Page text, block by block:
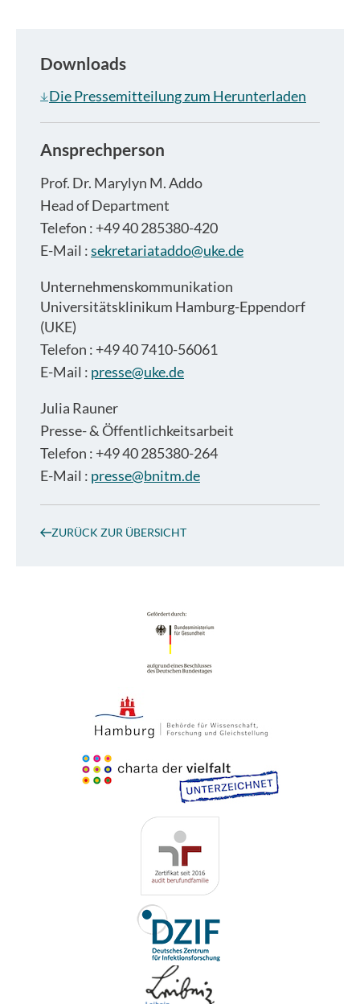
Downloads
Die Pressemitteilung zum Herunterladen
Ansprechperson
Prof. Dr. Marylyn M. Addo
Head of Department
Telefon : +49 40 285380-420
E-Mail :sekretariataddo@uke.de
Unternehmenskommunikation
Universitätsklinikum Hamburg-Eppendorf
(UKE)
Telefon : +49 40 7410-56061
E-Mail : presse@uke.de
Julia Rauner
Presse- & Öffentlichkeitsarbeit
Telefon : +49 40 285380-264
E-Mail : presse@bnitm.de
ZURÜCK ZUR ÜBERSICHT